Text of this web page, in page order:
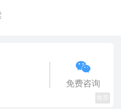
免费咨询